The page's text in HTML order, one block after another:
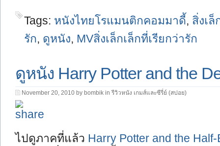
Tags: หนังไทยโรแมนติกคอมมาดี้, สิ่งเล็
รัก, ดูหนัง, MVสิ่งเล็กเล็กที่เรียกว่ารัก
ดูหนัง Harry Potter and the
November 20, 2010 by bombik inรีวิวหนัง เกมส์และซีรี่ย์ (สปอย)
ไปดูภาคที่แล้ว Harry Potter and the